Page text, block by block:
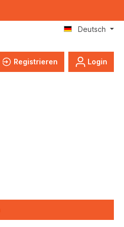
Deutsch
Registrieren Login